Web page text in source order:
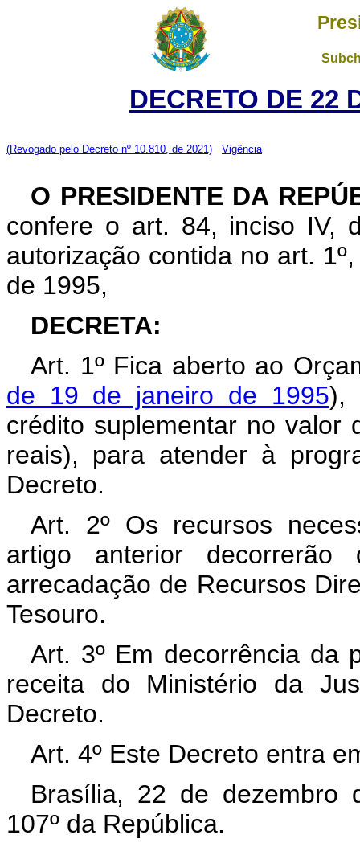
DECRETO DE 22
(Revogado pelo Decreto nº 10.810, de 2021) Vigência
O PRESIDENTE DA
confere o art. 84, inciso IV,
autorização contida no art.
de 1995,
DECRETA:
Art. 1º Fica aberto ao
de 19 de janeiro de 1995),
crédito suplementar no valor
reais), para atender à
Decreto.
Art. 2º Os recursos
artigo anterior
arrecadação de Recursos
Tesouro.
Art. 3º Em decorrência da
receita do Ministério da
Decreto.
Art. 4º Este Decreto entra
Brasília, 22 de dezembro
107º da República.